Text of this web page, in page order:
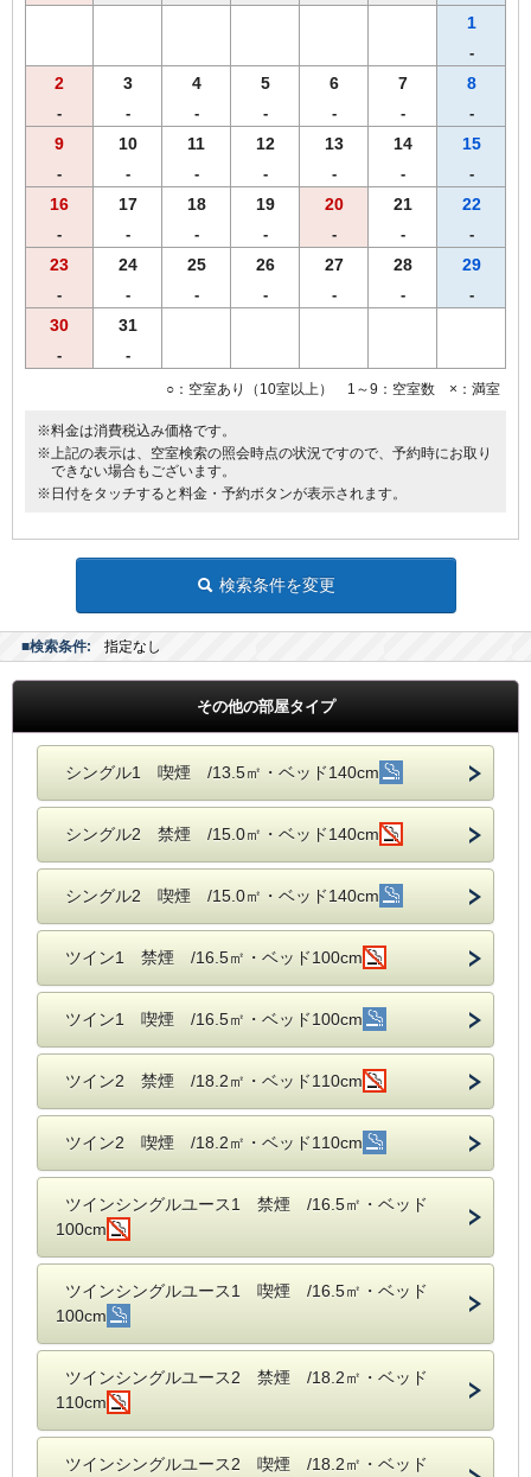
1
-
2
-
3
-
4
-
5
-
6
-
7
-
8
-
9
-
10
-
11
-
12
-
13
-
14
-
15
-
16
-
17
-
18
-
19
-
20
-
21
-
22
-
23
-
24
-
25
-
26
-
27
-
28
-
29
-
30
-
31
-
○：空室あり（10室以上） 1～9：空室数 ×：満室
※料金は消費税込み価格です。
※上記の表示は、空室検索の照会時点の状況ですので、予約時にお取り
できない場合もございます。
※日付をタッチすると料金・予約ボタンが表示されます。
検索条件を変更
■検索条件: 指定なし
その他の部屋タイプ
シングル1 喫煙 /13.5㎡・ベッド140cm
シングル2 禁煙 /15.0㎡・ベッド140cm
シングル2 喫煙 /15.0㎡・ベッド140cm
ツイン1 禁煙 /16.5㎡・ベッド100cm
ツイン1 喫煙 /16.5㎡・ベッド100cm
ツイン2 禁煙 /18.2㎡・ベッド110cm
ツイン2 喫煙 /18.2㎡・ベッド110cm
ツインシングルユース1 禁煙 /16.5㎡・ベッド
100cm
ツインシングルユース1 喫煙 /16.5㎡・ベッド
100cm
ツインシングルユース2 禁煙 /18.2㎡・ベッド
110cm
ツインシングルユース2 喫煙 /18.2㎡・ベッド